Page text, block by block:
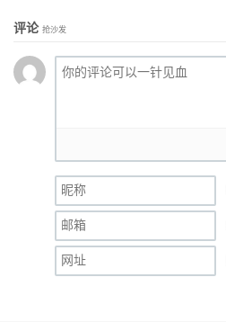
评论 抢沙发